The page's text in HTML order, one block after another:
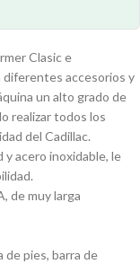
Clasic e
diferentes accesorios y
un alto grado de
realizar todos los
del Cadillac.
y acero inoxidable, le
de muy larga
de pies, barra de